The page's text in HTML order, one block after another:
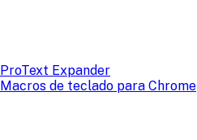
ProText Expander
Macros de teclado para Chrome